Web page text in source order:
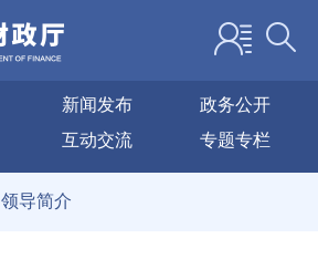
新闻发布
政务公开
互动交流 专题专栏
领导简介